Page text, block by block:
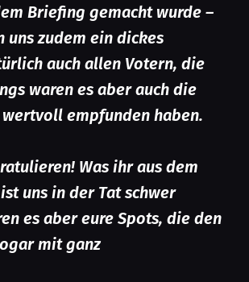
Briefing gemacht wurde –
zudem ein dickes
auch allen Votern, die
waren es aber auch die
empfunden haben.
Was ihr aus dem
uns in der Tat schwer
es aber eure Spots, die den
mit ganz